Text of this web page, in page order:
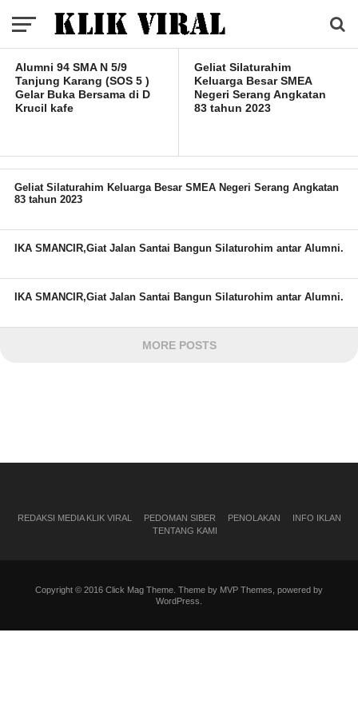
Bakti
Alumni 94 SMA N 5/9
Tanjung Karang (SOS 5 )
Gelar Buka Bersama di D
Krucil kafe
Geliat Silaturahim
Keluarga Besar SMEA
Negeri Serang Angkatan
83 tahun 2023
Geliat Silaturahim Keluarga Besar SMEA Negeri Serang Angkatan
83 tahun 2023
IKA SMANCIR,Giat Jalan Santai Bangun Silaturohim antar Alumni.
IKA SMANCIR,Giat Jalan Santai Bangun Silaturohim antar Alumni.
MORE POSTS
REDAKSI MEDIA KLIK VIRAL PEDOMAN SIBER PENOLAKAN
INFO IKLAN
TENTANG KAMI
Copyright © 2016 Click Mag Theme. Theme by MVP Themes, powered by
WordPress.